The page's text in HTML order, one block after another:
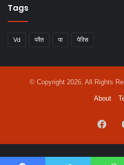
Tags
Vd परैत पा पेरिस
© Copyright 2026, All Rights
About